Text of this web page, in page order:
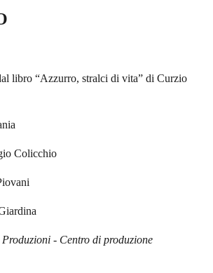
libro “Azzurro, stralci di vita” di Curzio
Colicchio
- Centro di produzione